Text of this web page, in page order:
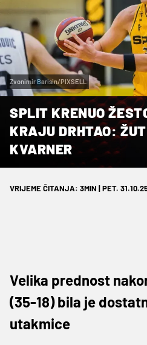
Zvonimir Barisin/PIXSELL
SPLIT KRENUO
KRAJU DRHTAO:
KVARNER
VRIJEME ČITANJA: 3MIN | PET.
Velika prednost
(35-18) bila je
utakmice